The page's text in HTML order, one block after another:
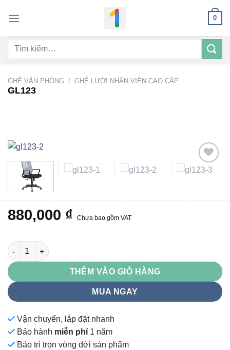
qua
dung
0
Tìm
GHẾ VĂN PHÒNG / GHẾ LƯỚI NHÂN VIÊN CAO CẤP
GL123
wishlist
880,000 ₫ Chưa bao gồm VAT
GL123 số lượng
THÊM VÀO GIỎ HÀNG
MUA NGAY
Vận chuyển, lắp đặt nhanh
Bảo hành miễn phí 1 năm
Bảo trì trọn vòng đời sản phẩm